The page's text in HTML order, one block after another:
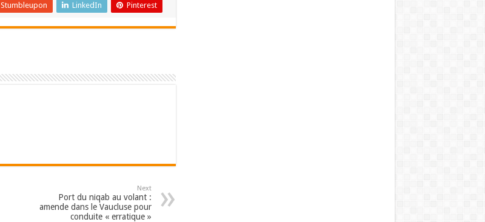
Stumbleupon LinkedIn Pinterest
Next
Port du niqab au volant :
amende dans le Vaucluse pour
conduite « erratique »